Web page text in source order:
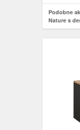
Podobne
Nature s
černá